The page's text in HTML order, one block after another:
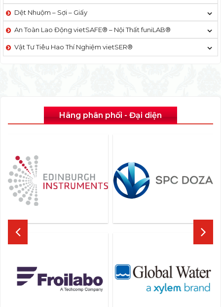
Dệt Nhuộm – Sợi – Giấy
An Toàn Lao Động vietSAFE® – Nội Thất funiLAB®
Vật Tư Tiêu Hao Thí Nghiệm vietSER®
Hãng phân phối - Đại diện